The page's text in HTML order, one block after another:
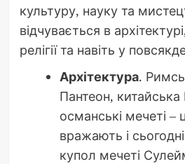
культуру, науку та
відчувається в
релігії та навіть у
Архітектура.
Пантеон, китайська
османські мечеті –
вражають і
купол мечеті